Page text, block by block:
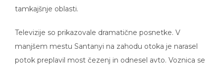
tamkajšnje oblasti.
Televizije so prikazovale dramatične posnetke. V
manjšem mestu Santanyi na zahodu otoka je narasel
potok preplavil most čezenj in odnesel avto. Voznica se